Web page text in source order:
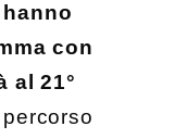
con
al 21°